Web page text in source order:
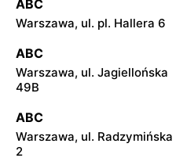
ABC
Warszawa, ul. pl. Hallera 6
ABC
Warszawa, ul. Jagiellońska
49B
ABC
Warszawa, ul. Radzymińska
2